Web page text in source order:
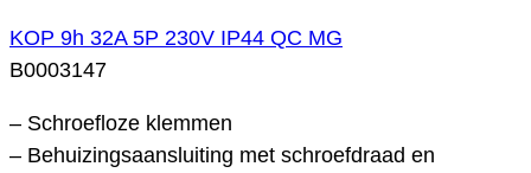
KOP 9h 32A 5P 230V IP44 QC MG
B0003147
– Schroefloze klemmen
– Behuizingsaansluiting met schroefdraad en